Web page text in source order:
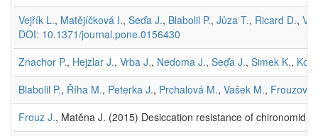
Vejřík L., Matějíčková I., Seďa J., Blabolil P., Jůza T., Ricard D.,
DOI: 10.1371/journal.pone.0156430
Znachor P., Hejzlar J., Vrba J., Nedoma J., Seďa J., Šimek K.,
Blabolil P., Říha M., Peterka J., Prchalová M., Vašek M., Frouzová
Frouz J., Matěna J. (2015) Desiccation resistance of chironomid